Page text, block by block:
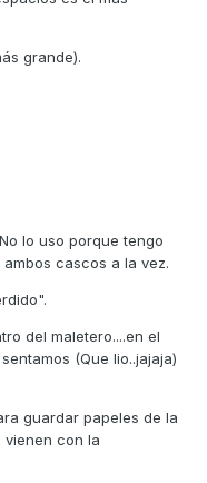
grande).
lo uso porque tengo
cascos a la vez.
del maletero....en el
(Que lio..jajaja)
guardar papeles de la
vienen con la